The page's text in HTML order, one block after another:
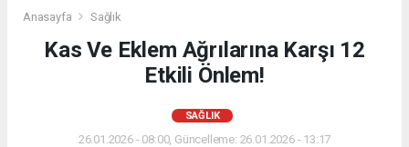
Anasayfa Sağlık
Kas Ve Eklem Ağrılarına Karşı 12
Etkili Önlem!
SAĞLIK
26.01.2026 - 08:00, Güncelleme: 26.01.2026 - 13:17